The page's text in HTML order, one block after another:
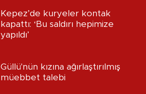
Kepez’de kuryeler kontak
kapattı: ‘Bu saldırı hepimize
yapıldı’
Güllü'nün kızına ağırlaştırılmış
müebbet talebi